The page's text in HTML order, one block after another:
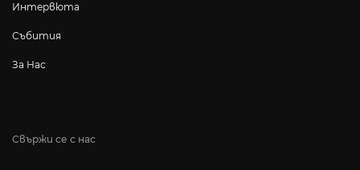
Свържи се с нас
Интервюта
Събития
За Нас